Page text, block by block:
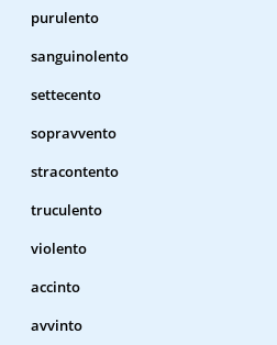
purulento
sanguinolento
settecento
sopravvento
stracontento
truculento
violento
accinto
avvinto